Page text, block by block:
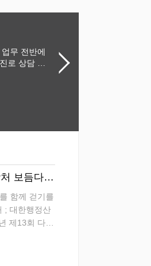
무 전반에
로 상담 기
법제처 인사
“함께 걸으며 상처 보듬다” 온·오프라인 적신 2만 3천 명의‘안심 발걸음’
함께 걷기를
; 대한행정산
제13회 다링